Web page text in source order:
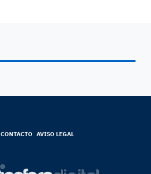
CONTACTO AVISO LEGAL